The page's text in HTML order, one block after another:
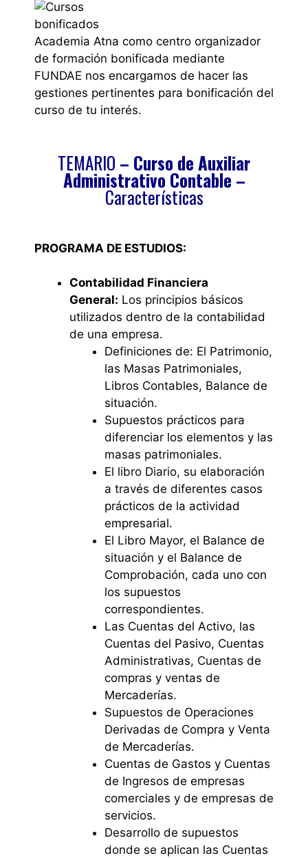
Academia Atna como centro organizador
de formación bonificada mediante
FUNDAE nos encargamos de hacer las
gestiones pertinentes para bonificación del
curso de tu interés.
TEMARIO – Curso de Auxiliar
Administrativo Contable –
Características
PROGRAMA DE ESTUDIOS:
Contabilidad Financiera
General: Los principios básicos
utilizados dentro de la contabilidad
de una empresa.
Definiciones de: El Patrimonio,
las Masas Patrimoniales,
Libros Contables, Balance de
situación.
Supuestos prácticos para
diferenciar los elementos y las
masas patrimoniales.
El libro Diario, su elaboración
a través de diferentes casos
prácticos de la actividad
empresarial.
El Libro Mayor, el Balance de
situación y el Balance de
Comprobación, cada uno con
los supuestos
correspondientes.
Las Cuentas del Activo, las
Cuentas del Pasivo, Cuentas
Administrativas, Cuentas de
compras y ventas de
Mercaderías.
Supuestos de Operaciones
Derivadas de Compra y Venta
de Mercaderías.
Cuentas de Gastos y Cuentas
de Ingresos de empresas
comerciales y de empresas de
servicios.
Desarrollo de supuestos
donde se aplican las Cuentas